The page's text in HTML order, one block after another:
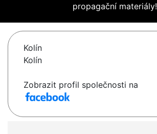
propagační materiály!
Kolín
Kolín
Zobrazit profil společnosti na